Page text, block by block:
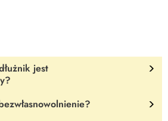
jest
bardzo problematyczne
. Nie istnieje